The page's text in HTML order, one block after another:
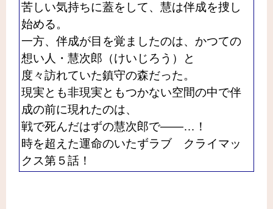
苦しい気持ちに蓋をして、慧は伴成を捜し
始める。
一方、伴成が目を覚ましたのは、かつての
想い人・慧次郎（けいじろう）と
度々訪れていた鎮守の森だった。
現実とも非現実ともつかない空間の中で伴
成の前に現れたのは、
戦で死んだはずの慧次郎で――…！
時を超えた運命のいたずラブ クライマッ
クス第５話！